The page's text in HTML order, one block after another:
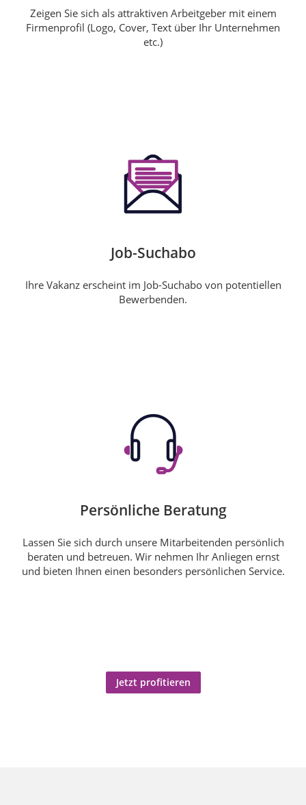
Zeigen Sie sich als attraktiven Arbeitgeber mit einem
Firmenprofil (Logo, Cover, Text über Ihr Unternehmen
etc.)
Job-Suchabo
Ihre Vakanz erscheint im Job-Suchabo von potentiellen
Bewerbenden.
Persönliche Beratung
Lassen Sie sich durch unsere Mitarbeitenden persönlich
beraten und betreuen. Wir nehmen Ihr Anliegen ernst
und bieten Ihnen einen besonders persönlichen Service.
Jetzt profitieren